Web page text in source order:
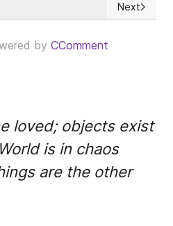
sobre las violaciones a los
Next
Next
by CComment
loved; objects exist
is in chaos
are the other